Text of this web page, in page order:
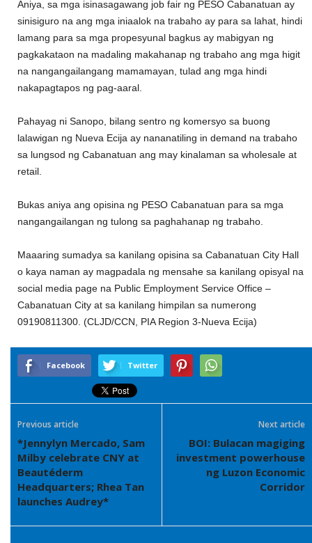
Aniya, sa mga isinasagawang job fair ng PESO Cabanatuan ay
sinisiguro na ang mga iniaalok na trabaho ay para sa lahat, hindi
lamang para sa mga propesyunal bagkus ay mabigyan ng
pagkakataon na madaling makahanap ng trabaho ang mga higit
na nangangailangang mamamayan, tulad ang mga hindi
nakapagtapos ng pag-aaral.
Pahayag ni Sanopo, bilang sentro ng komersyo sa buong
lalawigan ng Nueva Ecija ay nananatiling in demand na trabaho
sa lungsod ng Cabanatuan ang may kinalaman sa wholesale at
retail.
Bukas aniya ang opisina ng PESO Cabanatuan para sa mga
nangangailangan ng tulong sa paghahanap ng trabaho.
Maaaring sumadya sa kanilang opisina sa Cabanatuan City Hall
o kaya naman ay magpadala ng mensahe sa kanilang opisyal na
social media page na Public Employment Service Office –
Cabanatuan City at sa kanilang himpilan sa numerong
09190811300. (CLJD/CCN, PIA Region 3-Nueva Ecija)
Facebook Twitter
Previous article
*Jennylyn Mercado, Sam
Milby celebrate CNY at
Beautéderm
Headquarters; Rhea Tan
launches Audrey*
Next article
BOI: Bulacan magiging
investment powerhouse
ng Luzon Economic
Corridor